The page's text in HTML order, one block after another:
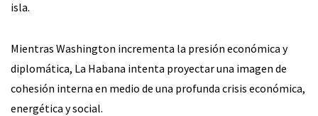
isla.
Mientras Washington incrementa la presión económica y
diplomática, La Habana intenta proyectar una imagen de
cohesión interna en medio de una profunda crisis económica,
energética y social.